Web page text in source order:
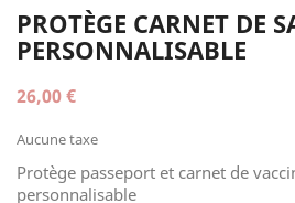
PROTÈGE CARNET DE
PERSONNALISABLE
26,00 €
Aucune taxe
Protège passeport et carnet de
personnalisable